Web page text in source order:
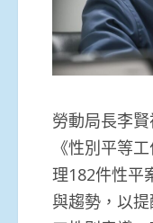
勞動局長李
《性別平等
理182件性平
與趨勢，以